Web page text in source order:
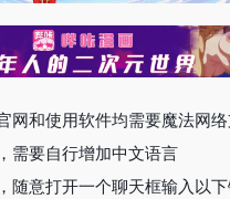
网和使用软件均需要魔法网
需要自行增加中文语言
随意打开一个聊天框输入以